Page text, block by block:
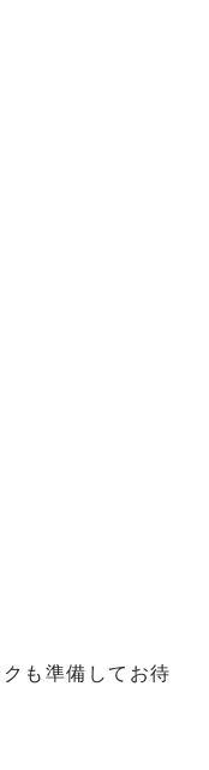
も準備してお待